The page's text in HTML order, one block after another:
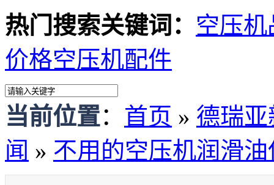
热门搜索关键词： 空压机
价格空压机配件
当前位置： 首页 » 德瑞
闻 » 不用的空压机润滑